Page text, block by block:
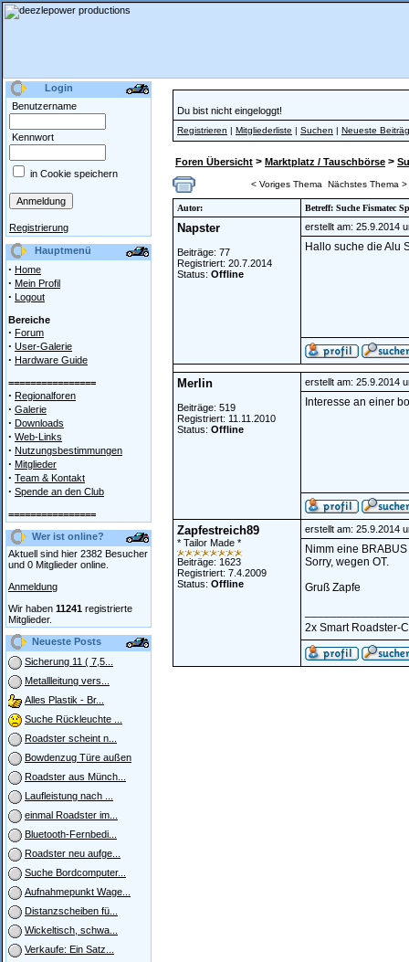
Login
Benutzername
Kennwort
in Cookie speichern
Registrierung
Hauptmenü
· Home
· Mein Profil
· Logout
Bereiche
· Forum
· User-Galerie
· Hardware Guide
================
· Regionalforen
· Galerie
· Downloads
· Web-Links
· Nutzungsbestimmungen
· Mitglieder
· Team & Kontakt
· Spende an den Club
================
Wer ist online?
Aktuell sind hier 2382 Besucher
und 0 Mitglieder online.
Anmeldung
Wir haben 11241 registrierte
Mitglieder.
Neueste Posts
Sicherung 11 ( 7,5...
Metallleitung vers...
Alles Plastik - Br...
Suche Rückleuchte ...
Roadster scheint n...
Bowdenzug Türe außen
Roadster aus Münch...
Laufleistung nach ...
einmal Roadster im...
Bluetooth-Fernbedi...
Roadster neu aufge...
Suche Bordcomputer...
Aufnahmepunkt Wage...
Distanzscheiben fü...
Wickeltisch, schwa...
Verkaufe: Ein Satz...
Du bist nicht eingeloggt!
Registrieren | Mitgliederliste | Suchen | Neueste
Foren Übersicht > Marktplatz / Tauschbörse >
< Voriges Thema Nächstes Thema >
Autor: Betreff: Suche Fismatec
Napster
Beiträge: 77
Registriert: 20.7.2014
Status: Offline
erstellt am: 25.9.2014
Hallo suche die Alu
Merlin
Beiträge: 519
Registriert: 11.11.2010
Status: Offline
erstellt am: 25.9.2014
Interesse an einer
Zapfestreich89
* Tailor Made *
Beiträge: 1623
Registriert: 7.4.2009
Status: Offline
erstellt am: 25.9.2014
Nimm eine
Sorry, wegen OT.
Gruß Zapfe
2x Smart Roadster-